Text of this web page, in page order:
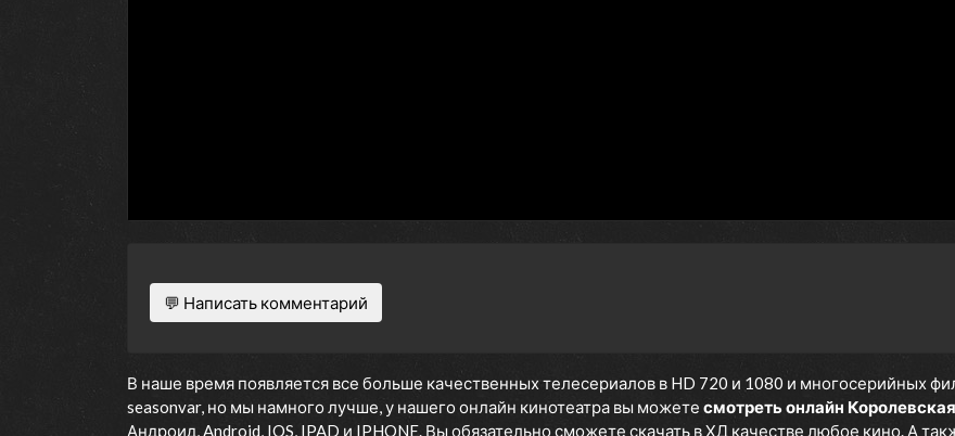
💬 Написать комментарий
В наше время появляется все больше качественных телесериалов в HD 720 и 1080 и многосерийных
seasonvar, но мы намного лучше, у нашего онлайн кинотеатра вы можете смотреть онлайн
Андроид, Android, IOS, IPAD и IPHONE. Вы обязательно сможете скачать в ХД качестве любое кино. А